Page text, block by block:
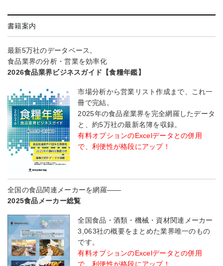
書籍案内
最新5万社のデータベース。
食品業界の分析・営業を効率化
2026食品業界ビジネスガイド【食糧年鑑】
市場分析から営業リスト作成まで、これ一
冊で完結。
2025年の食品産業界を完全網羅したデータ
と、約5万社の最新名簿を収録。
有料オプションのExcelデータとの併用
で、利便性が格段にアップ！
全国の食品関連メーカーを網羅――
2025食品メーカー総覧
全国食品・酒類・機械・資材関連メーカー
3,063社の概要をまとめた業界唯一のもの
です。
有料オプションのExcelデータとの併用
で、利便性が格段にアップ！